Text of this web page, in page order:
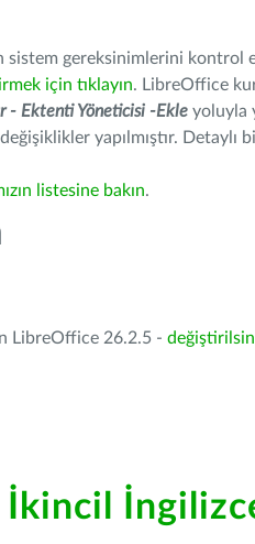
sistem gereksinimlerini kontrol
için tıklayın. LibreOffice
- Ektenti Yöneticisi -Ekle yoluyla
yapılmıştır. Detaylı
listesine bakın.
LibreOffice 26.2.5 -
İkincil